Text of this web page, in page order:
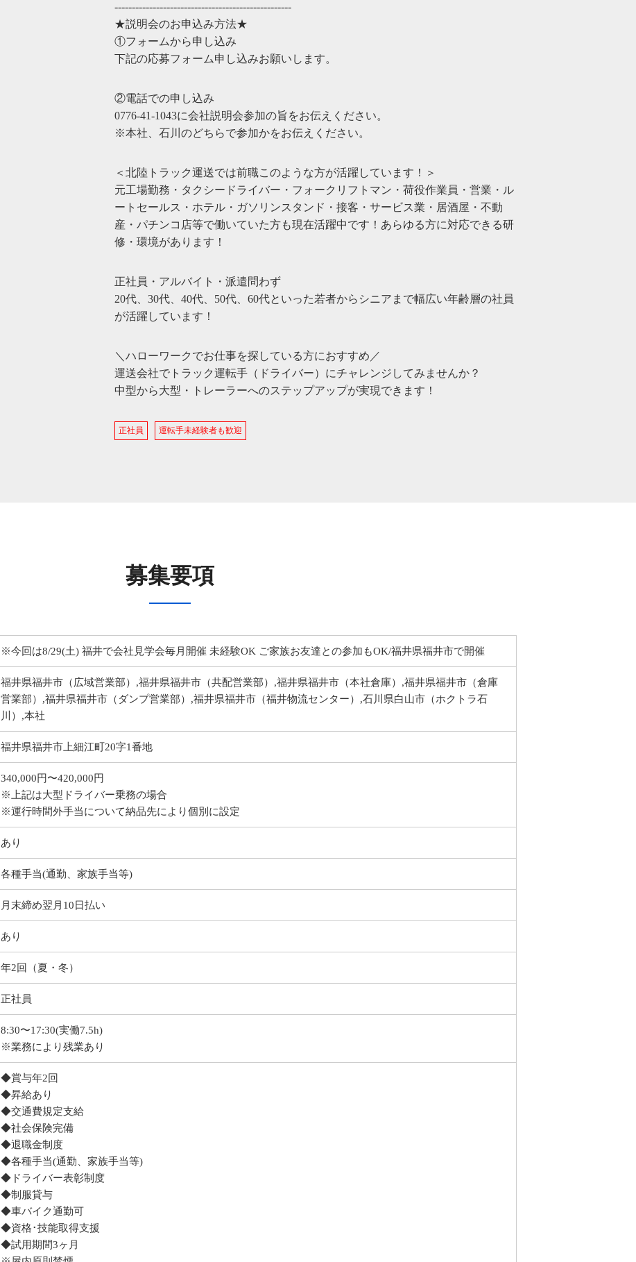
---------------------------------------------------
★説明会のお申込み方法★
①フォームから申し込み
下記の応募フォーム申し込みお願いします。
②電話での申し込み
0776-41-1043に会社説明会参加の旨をお伝えください。
※本社、石川のどちらで参加かをお伝えください。
＜北陸トラック運送では前職このような方が活躍しています！＞
元工場勤務・タクシードライバー・フォークリフトマン・荷役作業員・営業・ル
ートセールス・ホテル・ガソリンスタンド・接客・サービス業・居酒屋・不動
産・パチンコ店等で働いていた方も現在活躍中です！あらゆる方に対応できる研
修・環境があります！
正社員・アルバイト・派遣問わず
20代、30代、40代、50代、60代といった若者からシニアまで幅広い年齢層の社員
が活躍しています！
＼ハローワークでお仕事を探している方におすすめ／
運送会社でトラック運転手（ドライバー）にチャレンジしてみませんか？
中型から大型・トレーラーへのステップアップが実現できます！
正社員 運転手未経験者も歓迎
募集要項
※今回は8/29(土) 福井で会社見学会毎月開催 未経験OK ご家族お友達との参加もOK/福井県福井市で開催
福井県福井市（広域営業部）,福井県福井市（共配営業部）,福井県福井市（本社倉庫）,福井県福井市（倉庫
営業部）,福井県福井市（ダンプ営業部）,福井県福井市（福井物流センター）,石川県白山市（ホクトラ石
川）,本社
福井県福井市上細江町20字1番地
340,000円〜420,000円
※上記は大型ドライバー乗務の場合
※運行時間外手当について納品先により個別に設定
あり
各種手当(通勤、家族手当等)
月末締め翌月10日払い
あり
年2回（夏・冬）
正社員
8:30〜17:30(実働7.5h)
※業務により残業あり
◆賞与年2回
◆昇給あり
◆交通費規定支給
◆社会保険完備
◆退職金制度
◆各種手当(通勤、家族手当等)
◆ドライバー表彰制度
◆制服貸与
◆車バイク通勤可
◆資格･技能取得支援
◆試用期間3ヶ月